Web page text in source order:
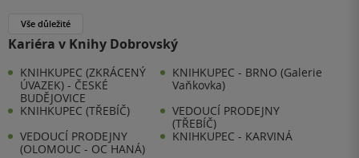
Vše důležité
Kariéra v Knihy Dobrovský
KNIHKUPEC (ZKRÁCENÝ
ÚVAZEK) - ČESKÉ
BUDĚJOVICE
KNIHKUPEC - BRNO (Galerie
Vaňkovka)
KNIHKUPEC (TŘEBÍČ)
VEDOUCÍ PRODEJNY
(TŘEBÍČ)
VEDOUCÍ PRODEJNY
(OLOMOUC - OC HANÁ)
KNIHKUPEC - KARVINÁ